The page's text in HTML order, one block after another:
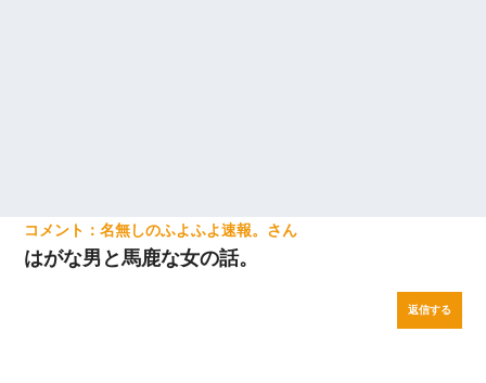
名無しのふよふよ速報。
はがな男と馬鹿な女の話。
返信する